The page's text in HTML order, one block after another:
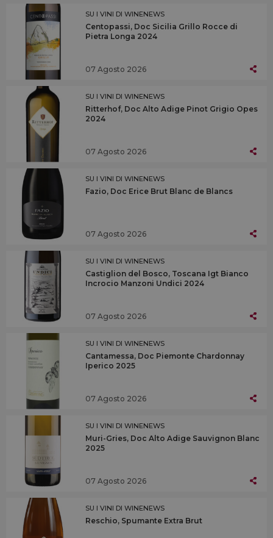
SU I VINI DI WINENEWS
Centopassi, Doc Sicilia Grillo Rocce di
Pietra Longa 2024
07 Agosto 2026
SU I VINI DI WINENEWS
Ritterhof, Doc Alto Adige Pinot Grigio Opes
2024
07 Agosto 2026
SU I VINI DI WINENEWS
Fazio, Doc Erice Brut Blanc de Blancs
07 Agosto 2026
SU I VINI DI WINENEWS
Castiglion del Bosco, Toscana Igt Bianco
Incrocio Manzoni Undici 2024
07 Agosto 2026
SU I VINI DI WINENEWS
Cantamessa, Doc Piemonte Chardonnay
Iperico 2025
07 Agosto 2026
SU I VINI DI WINENEWS
Muri-Gries, Doc Alto Adige Sauvignon Blanc
2025
07 Agosto 2026
SU I VINI DI WINENEWS
Reschio, Spumante Extra Brut